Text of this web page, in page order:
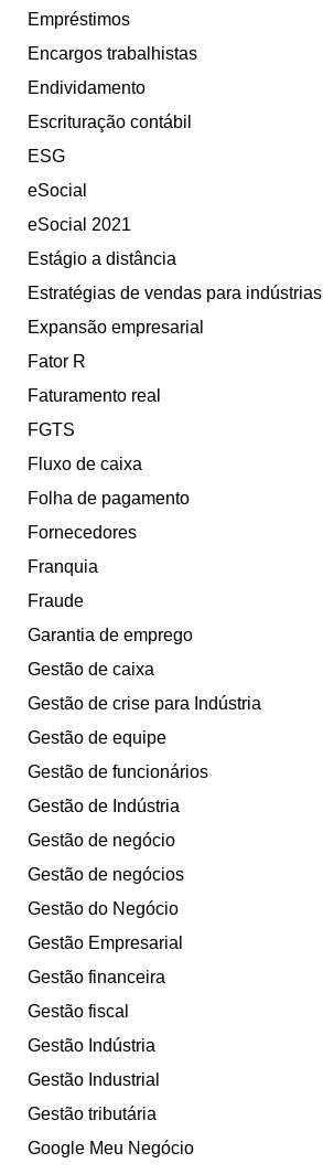
Empréstimos
Encargos trabalhistas
Endividamento
Escrituração contábil
ESG
eSocial
eSocial 2021
Estágio a distância
Estratégias de vendas para indústrias
Expansão empresarial
Fator R
Faturamento real
FGTS
Fluxo de caixa
Folha de pagamento
Fornecedores
Franquia
Fraude
Garantia de emprego
Gestão de caixa
Gestão de crise para Indústria
Gestão de equipe
Gestão de funcionários
Gestão de Indústria
Gestão de negócio
Gestão de negócios
Gestão do Negócio
Gestão Empresarial
Gestão financeira
Gestão fiscal
Gestão Indústria
Gestão Industrial
Gestão tributária
Google Meu Negócio